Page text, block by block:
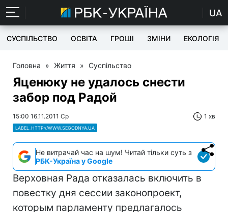
UA
СУСПІЛЬСТВО ОСВІТА ГРОШІ ЗМІНИ ЕКОЛОГІЯ
Головна » Життя » Суспільство
Яценюку не удалось снести
забор под Радой
15:00 16.11.2011 Ср 1 хв
LABEL_HTTP://WWW.SEGODNYA.UA
Не витрачай час на шум! Читай тільки суть з
РБК-Україна у Google
Верховная Рада отказалась включить в
повестку дня сессии законопроект,
которым парламенту предлагалось